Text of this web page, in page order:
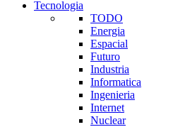
Tecnologia
TODO
Energia
Espacial
Futuro
Industria
Informatica
Ingenieria
Internet
Nuclear